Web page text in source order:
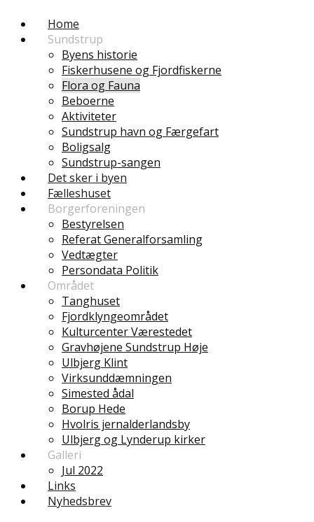
Home
Sundstrup
Byens historie
Fiskerhusene og Fjordfiskerne
Flora og Fauna
Beboerne
Aktiviteter
Sundstrup havn og Færgefart
Boligsalg
Sundstrup-sangen
Det sker i byen
Fælleshuset
Borgerforeningen
Bestyrelsen
Referat Generalforsamling
Vedtægter
Persondata Politik
Området
Tanghuset
Fjordklyngeområdet
Kulturcenter Værestedet
Gravhøjene Sundstrup Høje
Ulbjerg Klint
Virksunddæmningen
Simested ådal
Borup Hede
Hvolris jernalderlandsby
Ulbjerg og Lynderup kirker
Galleri
Jul 2022
Links
Nyhedsbrev